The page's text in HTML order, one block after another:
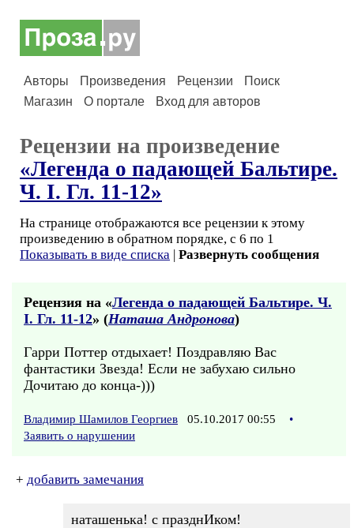
Авторы Произведения Рецензии
Поиск
Магазин
О портале Вход для авторов
Рецензии на произведение
«Легенда о падающей Бальтире.
Ч. I. Гл. 11-12»
На странице отображаются все рецензии к этому
произведению в обратном порядке, с 6 по 1
Показывать в виде списка | Развернуть сообщения
Рецензия на «Легенда о падающей Бальтире. Ч.
I. Гл. 11-12» (Наташа Андронова)
Гарри Поттер отдыхает! Поздравляю Вас
фантастики Звезда! Если не забухаю сильно
Дочитаю до конца-)))
Владимир Шамилов Георгиев 05.10.2017 00:55
•
Заявить о нарушении
+ добавить замечания
наташенька! с празднИком!